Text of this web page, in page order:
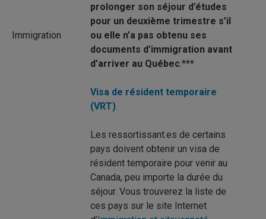
Immigration
prolonger son séjour d’études
pour un deuxième trimestre s’il
ou elle n’a pas obtenu ses
documents d’immigration avant
d’arriver au Québec.***
Visa de résident temporaire
(VRT)
Les ressortissant.es de certains
pays doivent obtenir un visa de
résident temporaire pour venir au
Canada, peu importe la durée du
séjour. Vous trouverez la liste de
ces pays sur le site Internet